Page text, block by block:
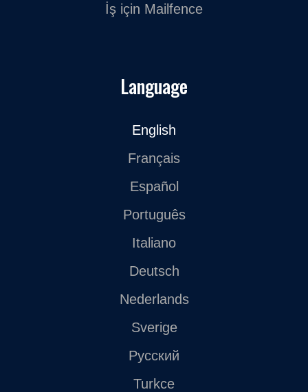
İş için Mailfence
Language
English
Français
Español
Português
Italiano
Deutsch
Nederlands
Sverige
Русский
Turkce